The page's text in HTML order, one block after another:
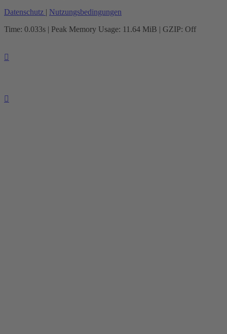
Datenschutz | Nutzungsbedingungen
Time: 0.033s | Peak Memory Usage: 11.64 MiB | GZIP: Off